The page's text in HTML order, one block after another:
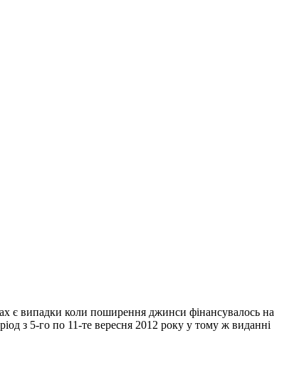
є випадки коли поширення джинси фінансувалось на
з 5-го по 11-те вересня 2012 року у тому ж виданні